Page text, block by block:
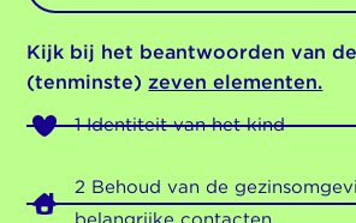
Kijk bij het beantwoorden van
(tenminste)zeven elementen.
1 Identiteit van het kind
2 Behoud van de